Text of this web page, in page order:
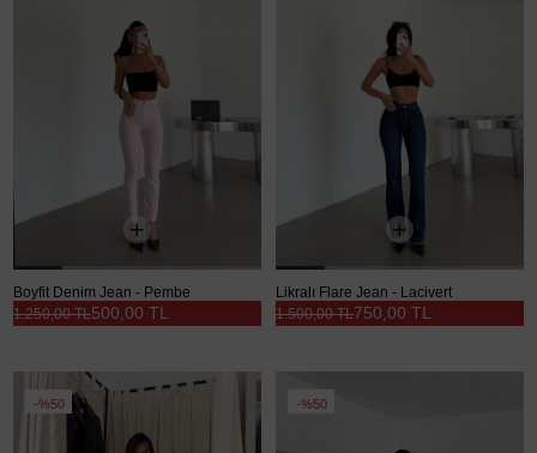
Boyfit Denim Jean - Pembe
500,00 TL
1.250,00 TL
Likralı Flare Jean - Lacivert
750,00 TL
1.500,00 TL
%50 %50